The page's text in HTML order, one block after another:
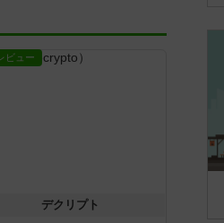
ビュー
デクリプト